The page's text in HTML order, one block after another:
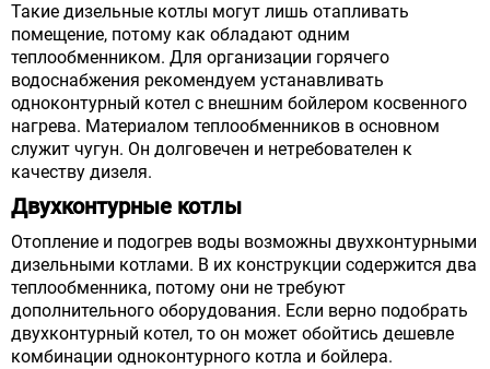
Такие дизельные котлы могут лишь отапливать
помещение, потому как обладают одним
теплообменником. Для организации горячего
водоснабжения рекомендуем устанавливать
одноконтурный котел с внешним бойлером косвенного
нагрева. Материалом теплообменников в основном
служит чугун. Он долговечен и нетребователен к
качеству дизеля.
Двухконтурные котлы
Отопление и подогрев воды возможны двухконтурными
дизельными котлами. В их конструкции содержится два
теплообменника, потому они не требуют
дополнительного оборудования. Если верно подобрать
двухконтурный котел, то он может обойтись дешевле
комбинации одноконтурного котла и бойлера.